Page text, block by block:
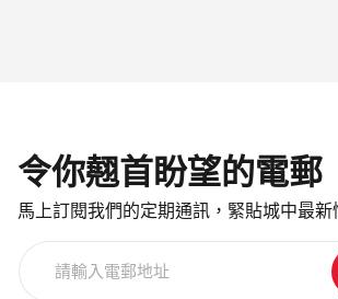
令你翹首盼望的電郵
馬上訂閱我們的定期通訊，緊貼城中最新